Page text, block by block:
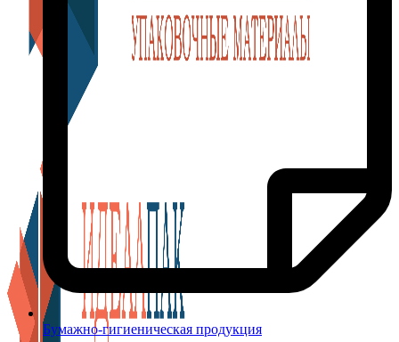
Бумажно-гигиеническая продукция